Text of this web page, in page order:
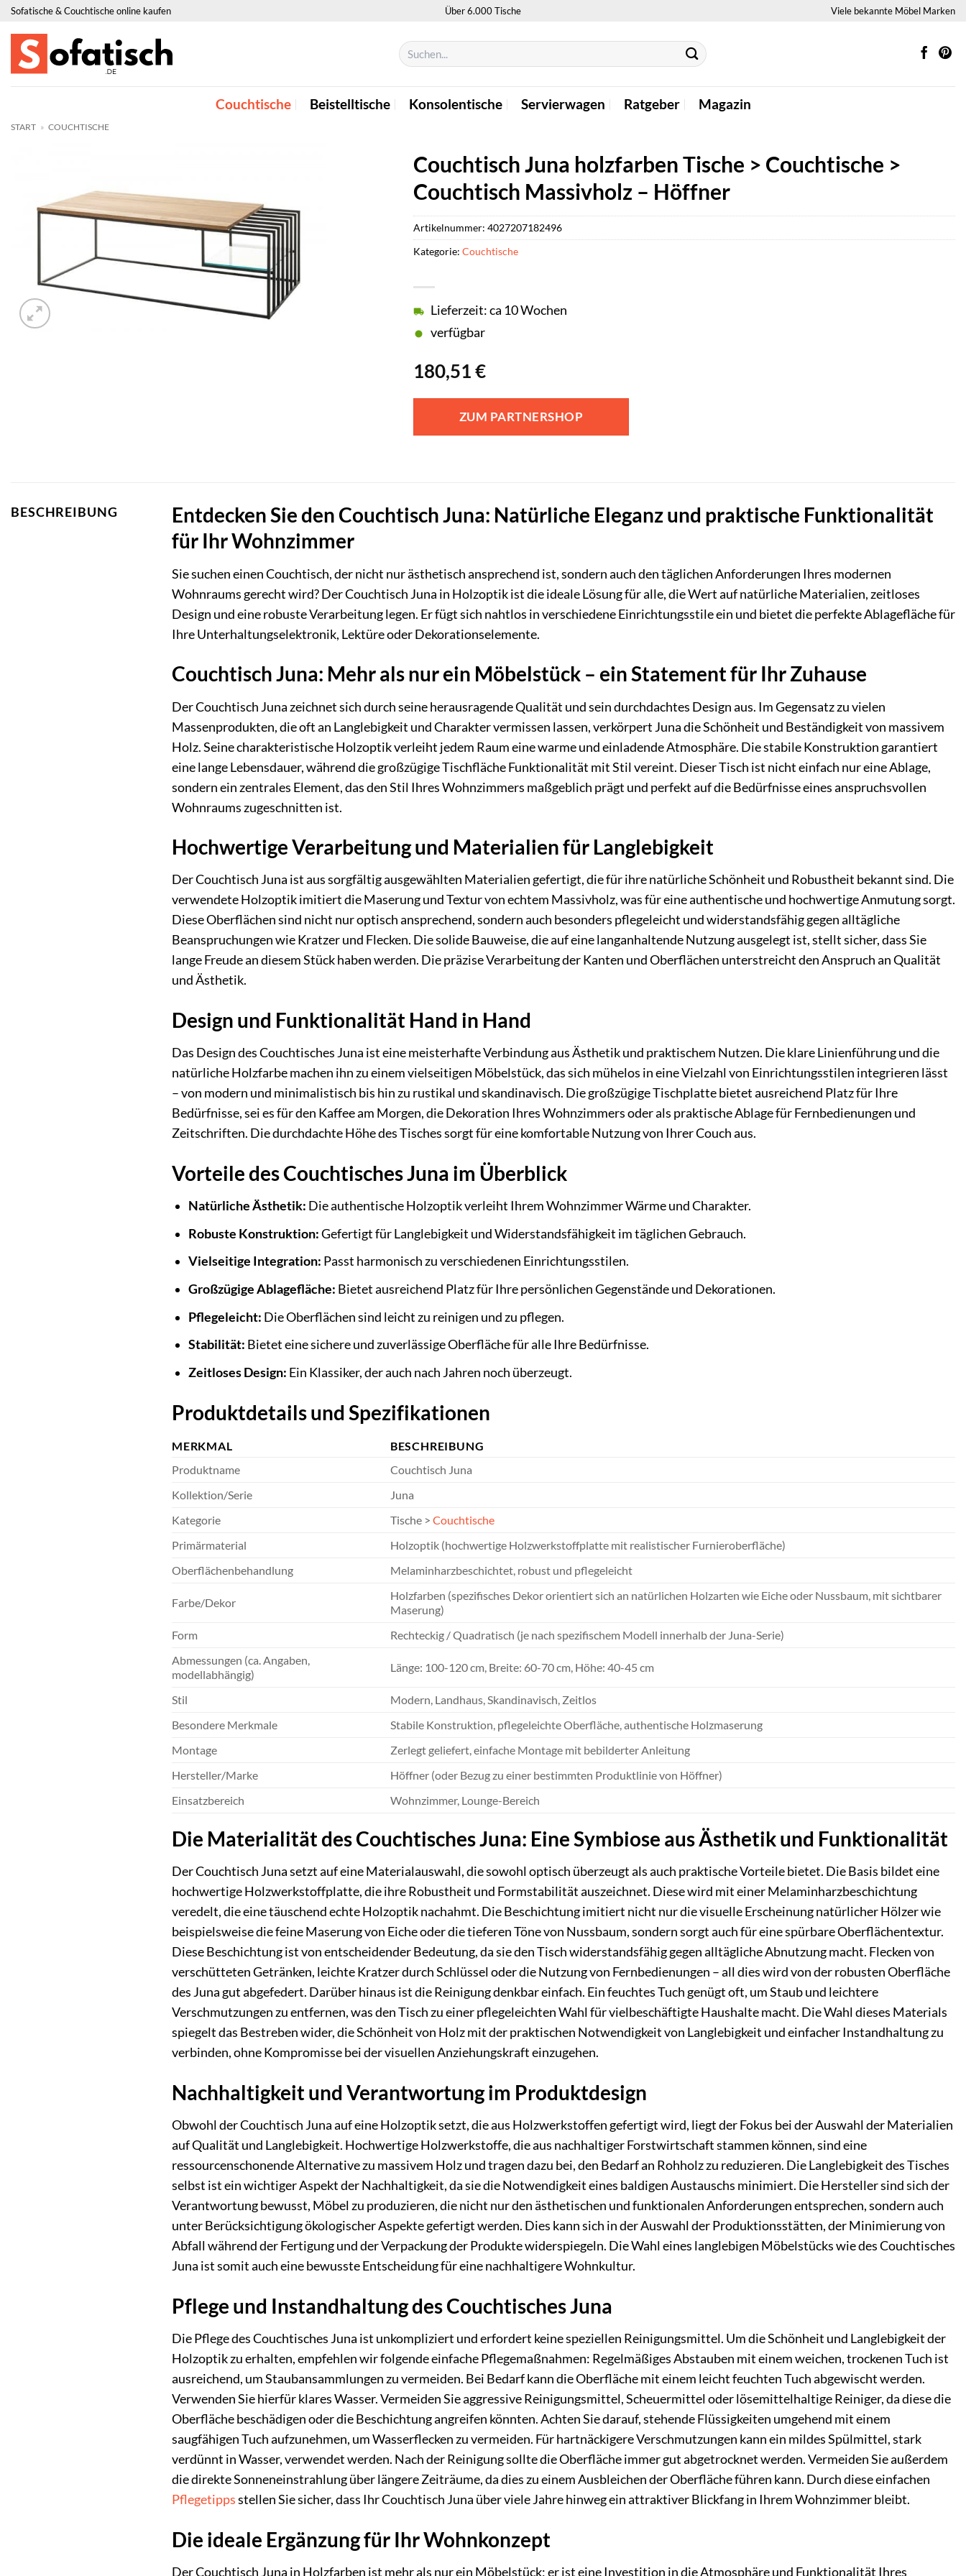
Zum
springen
Sofatische & Couchtische online kaufen Über 6.000 Tische Viele bekannte Möbel Marken
Suchen
nach:
Couchtische Beistelltische Konsolentische Servierwagen Ratgeber Magazin
START » COUCHTISCHE
Couchtisch Juna holzfarben Tische > Couchtische >
Couchtisch Massivholz – Höffner
180,51€
Lieferzeit: ca 10 Wochen
verfügbar
ZUM PARTNERSHOP
Artikelnummer: 4027207182496
Kategorie: Couchtische
BESCHREIBUNG
Entdecken Sie den Couchtisch Juna: Natürliche Eleganz und praktische Funktionalität
für Ihr Wohnzimmer
Sie suchen einen Couchtisch, der nicht nur ästhetisch ansprechend ist, sondern auch den täglichen Anforderungen Ihres modernen
Wohnraums gerecht wird? Der Couchtisch Juna in Holzoptik ist die ideale Lösung für alle, die Wert auf natürliche Materialien, zeitloses
Design und eine robuste Verarbeitung legen. Er fügt sich nahtlos in verschiedene Einrichtungsstile ein und bietet die perfekte Ablagefläche für
Ihre Unterhaltungselektronik, Lektüre oder Dekorationselemente.
Couchtisch Juna: Mehr als nur ein Möbelstück – ein Statement für Ihr Zuhause
Der Couchtisch Juna zeichnet sich durch seine herausragende Qualität und sein durchdachtes Design aus. Im Gegensatz zu vielen
Massenprodukten, die oft an Langlebigkeit und Charakter vermissen lassen, verkörpert Juna die Schönheit und Beständigkeit von massivem
Holz. Seine charakteristische Holzoptik verleiht jedem Raum eine warme und einladende Atmosphäre. Die stabile Konstruktion garantiert
eine lange Lebensdauer, während die großzügige Tischfläche Funktionalität mit Stil vereint. Dieser Tisch ist nicht einfach nur eine Ablage,
sondern ein zentrales Element, das den Stil Ihres Wohnzimmers maßgeblich prägt und perfekt auf die Bedürfnisse eines anspruchsvollen
Wohnraums zugeschnitten ist.
Hochwertige Verarbeitung und Materialien für Langlebigkeit
Der Couchtisch Juna ist aus sorgfältig ausgewählten Materialien gefertigt, die für ihre natürliche Schönheit und Robustheit bekannt sind. Die
verwendete Holzoptik imitiert die Maserung und Textur von echtem Massivholz, was für eine authentische und hochwertige Anmutung sorgt.
Diese Oberflächen sind nicht nur optisch ansprechend, sondern auch besonders pflegeleicht und widerstandsfähig gegen alltägliche
Beanspruchungen wie Kratzer und Flecken. Die solide Bauweise, die auf eine langanhaltende Nutzung ausgelegt ist, stellt sicher, dass Sie
lange Freude an diesem Stück haben werden. Die präzise Verarbeitung der Kanten und Oberflächen unterstreicht den Anspruch an Qualität
und Ästhetik.
Design und Funktionalität Hand in Hand
Das Design des Couchtisches Juna ist eine meisterhafte Verbindung aus Ästhetik und praktischem Nutzen. Die klare Linienführung und die
natürliche Holzfarbe machen ihn zu einem vielseitigen Möbelstück, das sich mühelos in eine Vielzahl von Einrichtungsstilen integrieren lässt
– von modern und minimalistisch bis hin zu rustikal und skandinavisch. Die großzügige Tischplatte bietet ausreichend Platz für Ihre
Bedürfnisse, sei es für den Kaffee am Morgen, die Dekoration Ihres Wohnzimmers oder als praktische Ablage für Fernbedienungen und
Zeitschriften. Die durchdachte Höhe des Tisches sorgt für eine komfortable Nutzung von Ihrer Couch aus.
Vorteile des Couchtisches Juna im Überblick
Natürliche Ästhetik: Die authentische Holzoptik verleiht Ihrem Wohnzimmer Wärme und Charakter.
Robuste Konstruktion:Gefertigt für Langlebigkeit und Widerstandsfähigkeit im täglichen Gebrauch.
Vielseitige Integration: Passt harmonisch zu verschiedenen Einrichtungsstilen.
Großzügige Ablagefläche: Bietet ausreichend Platz für Ihre persönlichen Gegenstände und Dekorationen.
Pflegeleicht: Die Oberflächen sind leicht zu reinigen und zu pflegen.
Stabilität: Bietet eine sichere und zuverlässige Oberfläche für alle Ihre Bedürfnisse.
Zeitloses Design: Ein Klassiker, der auch nach Jahren noch überzeugt.
Produktdetails und Spezifikationen
MERKMAL
BESCHREIBUNG
Produktname
Couchtisch Juna
Kollektion/Serie
Juna
Kategorie
Tische > Couchtische
Primärmaterial
Holzoptik (hochwertige Holzwerkstoffplatte mit realistischer Furnieroberfläche)
Oberflächenbehandlung
Melaminharzbeschichtet, robust und pflegeleicht
Farbe/Dekor
Holzfarben (spezifisches Dekor orientiert sich an natürlichen Holzarten wie Eiche oder Nussbaum, mit sichtbarer
Maserung)
Form
Rechteckig / Quadratisch (je nach spezifischem Modell innerhalb der Juna-Serie)
Abmessungen (ca. Angaben,
modellabhängig)
Länge: 100-120 cm, Breite: 60-70 cm, Höhe: 40-45 cm
Stil
Modern, Landhaus, Skandinavisch, Zeitlos
Besondere Merkmale
Stabile Konstruktion, pflegeleichte Oberfläche, authentische Holzmaserung
Montage
Zerlegt geliefert, einfache Montage mit bebilderter Anleitung
Hersteller/Marke
Höffner (oder Bezug zu einer bestimmten Produktlinie von Höffner)
Einsatzbereich
Wohnzimmer, Lounge-Bereich
Die Materialität des Couchtisches Juna: Eine Symbiose aus Ästhetik und Funktionalität
Der Couchtisch Juna setzt auf eine Materialauswahl, die sowohl optisch überzeugt als auch praktische Vorteile bietet. Die Basis bildet eine
hochwertige Holzwerkstoffplatte, die ihre Robustheit und Formstabilität auszeichnet. Diese wird mit einer Melaminharzbeschichtung
veredelt, die eine täuschend echte Holzoptik nachahmt. Die Beschichtung imitiert nicht nur die visuelle Erscheinung natürlicher Hölzer wie
beispielsweise die feine Maserung von Eiche oder die tieferen Töne von Nussbaum, sondern sorgt auch für eine spürbare Oberflächentextur.
Diese Beschichtung ist von entscheidender Bedeutung, da sie den Tisch widerstandsfähig gegen alltägliche Abnutzung macht. Flecken von
verschütteten Getränken, leichte Kratzer durch Schlüssel oder die Nutzung von Fernbedienungen – all dies wird von der robusten Oberfläche
des Juna gut abgefedert. Darüber hinaus ist die Reinigung denkbar einfach. Ein feuchtes Tuch genügt oft, um Staub und leichtere
Verschmutzungen zu entfernen, was den Tisch zu einer pflegeleichten Wahl für vielbeschäftigte Haushalte macht. Die Wahl dieses Materials
spiegelt das Bestreben wider, die Schönheit von Holz mit der praktischen Notwendigkeit von Langlebigkeit und einfacher Instandhaltung zu
verbinden, ohne Kompromisse bei der visuellen Anziehungskraft einzugehen.
Nachhaltigkeit und Verantwortung im Produktdesign
Obwohl der Couchtisch Juna auf eine Holzoptik setzt, die aus Holzwerkstoffen gefertigt wird, liegt der Fokus bei der Auswahl der Materialien
auf Qualität und Langlebigkeit. Hochwertige Holzwerkstoffe, die aus nachhaltiger Forstwirtschaft stammen können, sind eine
ressourcenschonende Alternative zu massivem Holz und tragen dazu bei, den Bedarf an Rohholz zu reduzieren. Die Langlebigkeit des Tisches
selbst ist ein wichtiger Aspekt der Nachhaltigkeit, da sie die Notwendigkeit eines baldigen Austauschs minimiert. Die Hersteller sind sich der
Verantwortung bewusst, Möbel zu produzieren, die nicht nur den ästhetischen und funktionalen Anforderungen entsprechen, sondern auch
unter Berücksichtigung ökologischer Aspekte gefertigt werden. Dies kann sich in der Auswahl der Produktionsstätten, der Minimierung von
Abfall während der Fertigung und der Verpackung der Produkte widerspiegeln. Die Wahl eines langlebigen Möbelstücks wie des Couchtisches
Juna ist somit auch eine bewusste Entscheidung für eine nachhaltigere Wohnkultur.
Pflege und Instandhaltung des Couchtisches Juna
Die Pflege des Couchtisches Juna ist unkompliziert und erfordert keine speziellen Reinigungsmittel. Um die Schönheit und Langlebigkeit der
Holzoptik zu erhalten, empfehlen wir folgende einfache Pflegemaßnahmen: Regelmäßiges Abstauben mit einem weichen, trockenen Tuch ist
ausreichend, um Staubansammlungen zu vermeiden. Bei Bedarf kann die Oberfläche mit einem leicht feuchten Tuch abgewischt werden.
Verwenden Sie hierfür klares Wasser. Vermeiden Sie aggressive Reinigungsmittel, Scheuermittel oder lösemittelhaltige Reiniger, da diese die
Oberfläche beschädigen oder die Beschichtung angreifen könnten. Achten Sie darauf, stehende Flüssigkeiten umgehend mit einem
saugfähigen Tuch aufzunehmen, um Wasserflecken zu vermeiden. Für hartnäckigere Verschmutzungen kann ein mildes Spülmittel, stark
verdünnt in Wasser, verwendet werden. Nach der Reinigung sollte die Oberfläche immer gut abgetrocknet werden. Vermeiden Sie außerdem
die direkte Sonneneinstrahlung über längere Zeiträume, da dies zu einem Ausbleichen der Oberfläche führen kann. Durch diese einfachen
Pflegetippsstellen Sie sicher, dass Ihr Couchtisch Juna über viele Jahre hinweg ein attraktiver Blickfang in Ihrem Wohnzimmer bleibt.
Die ideale Ergänzung für Ihr Wohnkonzept
Der Couchtisch Juna in Holzfarben ist mehr als nur ein Möbelstück; er ist eine Investition in die Atmosphäre und Funktionalität Ihres